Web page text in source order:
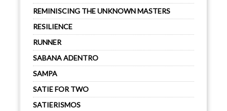
REMINISCING THE UNKNOWN MASTERS
RESILIENCE
RUNNER
SABANA ADENTRO
SAMPA
SATIE FOR TWO
SATIERISMOS